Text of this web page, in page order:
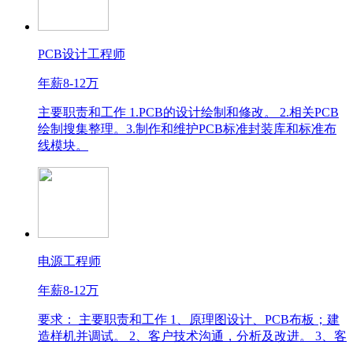
PCB设计工程师
年薪8-12万
主要职责和工作 1.PCB的设计绘制和修改。 2.相关PCB
绘制搜集整理。3.制作和维护PCB标准封装库和标准布
线模块。
电源工程师
年薪8-12万
要求： 主要职责和工作 1、原理图设计、PCB布板；建
造样机并调试。 2、客户技术沟通，分析及改进。 3、客